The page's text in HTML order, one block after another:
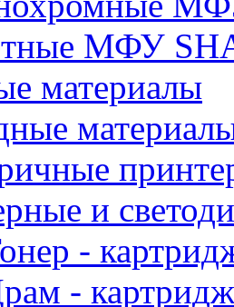
МФУ
материалы
и
-
-